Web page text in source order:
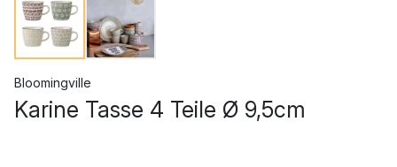
Bloomingville
Karine Tasse 4 Teile Ø 9,5cm